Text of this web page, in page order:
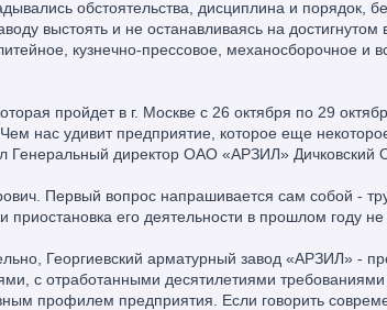
обстоятельства, дисциплина и порядок,
выстоять и не останавливаясь на
кузнечно-прессовое, механосборочное
пройдет в г. Москве с 26 октября по 29
нас удивит предприятие, которое еще
Генеральный директор ОАО «АРЗИЛ» Дичковский
Первый вопрос напрашивается сам собой -
его деятельности в прошлом году
Георгиевский арматурный завод «АРЗИЛ» -
с отработанными десятилетиями требованиями
профилем предприятия. Если говорить